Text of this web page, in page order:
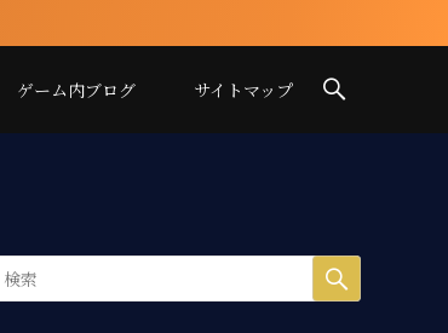
ゲーム内ブログ サイトマップ